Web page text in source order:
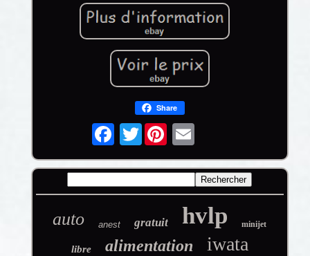
Share
Twitter
auto anest gratuit hvlp minijet
libre alimentation iwata